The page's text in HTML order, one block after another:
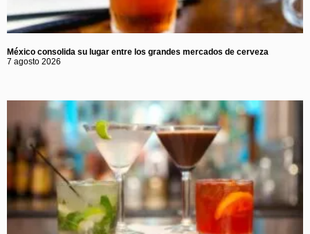
México consolida su lugar entre los grandes mercados de cerveza
7 agosto 2026